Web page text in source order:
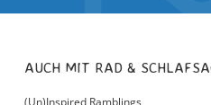
AUCH MIT RAD &